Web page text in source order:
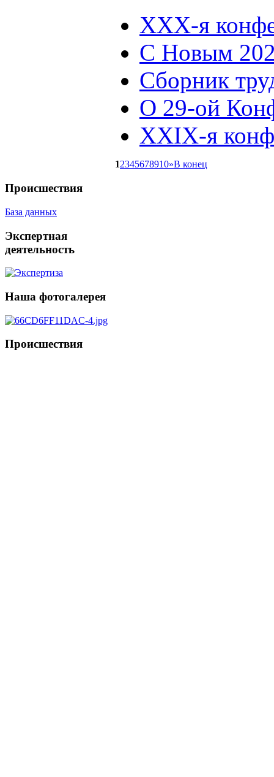
XXX-я
С Новым
Сборник
О 29-ой
XXIX-я
12345678910»В конец
Происшествия
База данных
Экспертная
деятельность
Наша фотогалерея
Происшествия